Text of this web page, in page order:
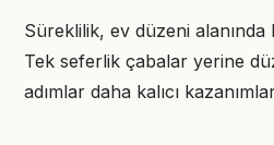
Süreklilik, ev düzeni alanında
Tek seferlik çabalar yerine
adımlar daha kalıcı